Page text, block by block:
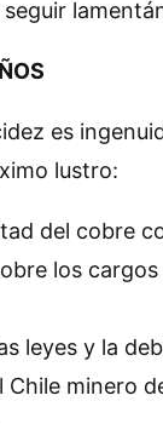
es
lustro:
del cobre
los
leyes y la
minero